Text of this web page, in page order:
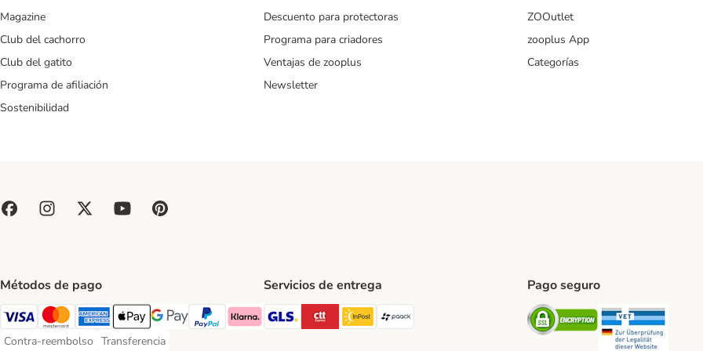
Magazine
Club del cachorro
Club del gatito
Programa de afiliación
Sostenibilidad
Descuento para protectoras
Programa para criadores
Ventajas de zooplus
Newsletter
ZOOutlet
zooplus App
Categorías
Métodos de pago
Visa Payment Method
Mastercard Payment Method
American Express Payment Method
Apple Pay Payment Method
Google Pay Payment Method
PayPal Payment Method
Klarna Payment Method
Contra-reembolso
Contra-reembolso Payment Method
Transferencia
Transferencia Payment Method
Servicios de entrega
GLS Shipping Method
CTTExpress Shipping Method
InPost Shipping Method
Pago seguro
Security